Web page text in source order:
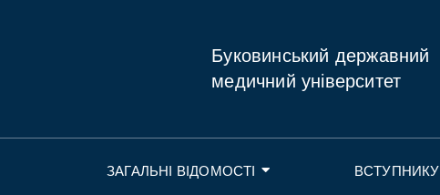
Буковинський державний
медичний університет
ЗАГАЛЬНІ ВІДОМОСТІ ВСТУПНИКУ